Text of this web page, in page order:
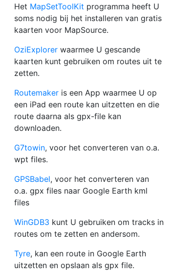
Het MapSetToolKit programma heeft U
soms nodig bij het installeren van gratis
kaarten voor MapSource.
OziExplorer waarmee U gescande
kaarten kunt gebruiken om routes uit te
zetten.
Routemaker is een App waarmee U op
een iPad een route kan uitzetten en die
route daarna als gpx-file kan
downloaden.
G7towin, voor het converteren van o.a.
wpt files.
GPSBabel, voor het converteren van
o.a. gpx files naar Google Earth kml
files
WinGDB3 kunt U gebruiken om tracks in
routes om te zetten en andersom.
Tyre, kan een route in Google Earth
uitzetten en opslaan als gpx file.